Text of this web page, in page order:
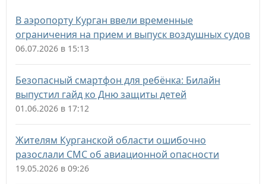
В аэропорту Курган ввели временные
ограничения на прием и выпуск воздушных судов
06.07.2026 в 15:13
Безопасный смартфон для ребёнка: Билайн
выпустил гайд ко Дню защиты детей
01.06.2026 в 17:12
Жителям Курганской области ошибочно
разослали СМС об авиационной опасности
19.05.2026 в 09:26